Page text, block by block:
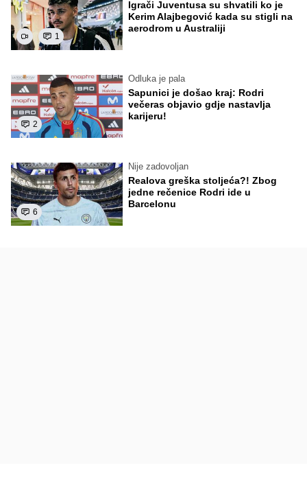
1
Igrači Juventusa su shvatili ko je
Kerim Alajbegović kada su stigli na
aerodrom u Australiji
2
Odluka je pala
Sapunici je došao kraj: Rodri
večeras objavio gdje nastavlja
karijeru!
6
Nije zadovoljan
Realova greška stoljeća?! Zbog
jedne rečenice Rodri ide u
Barcelonu